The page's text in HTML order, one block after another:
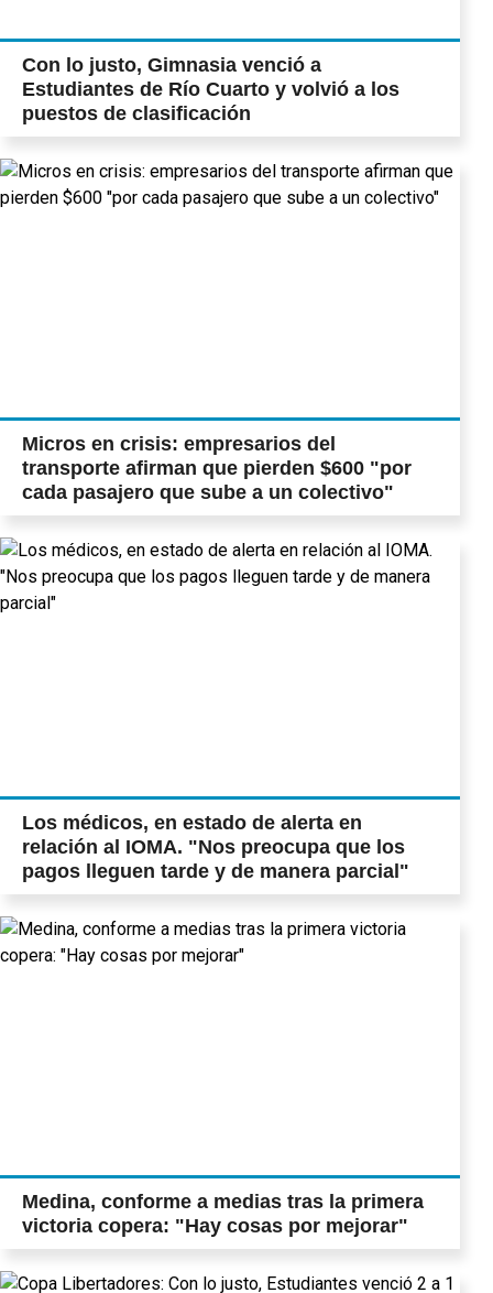
Con lo justo, Gimnasia venció a
Estudiantes de Río Cuarto y volvió a los
puestos de clasificación
Micros en crisis: empresarios del
transporte afirman que pierden $600 "por
cada pasajero que sube a un colectivo"
Los médicos, en estado de alerta en
relación al IOMA. "Nos preocupa que los
pagos lleguen tarde y de manera parcial"
Medina, conforme a medias tras la primera
victoria copera: "Hay cosas por mejorar"